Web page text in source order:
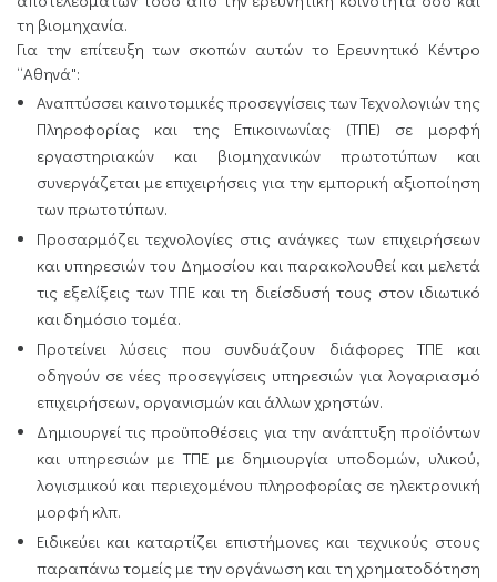
τη βιομηχανία.
Για την επίτευξη των σκοπών αυτών το Ερευνητικό Κέντρο
“Αθηνά":
Αναπτύσσει καινοτομικές προσεγγίσεις των Τεχνολογιών της
Πληροφορίας και της Επικοινωνίας (ΤΠΕ) σε μορφή
εργαστηριακών και βιομηχανικών πρωτοτύπων και
συνεργάζεται με επιχειρήσεις για την εμπορική αξιοποίηση
των πρωτοτύπων.
Προσαρμόζει τεχνολογίες στις ανάγκες των επιχειρήσεων
και υπηρεσιών του Δημοσίου και παρακολουθεί και μελετά
τις εξελίξεις των ΤΠΕ και τη διείσδυσή τους στον ιδιωτικό
και δημόσιο τομέα.
Προτείνει λύσεις που συνδυάζουν διάφορες ΤΠΕ και
οδηγούν σε νέες προσεγγίσεις υπηρεσιών για λογαριασμό
επιχειρήσεων, οργανισμών και άλλων χρηστών.
Δημιουργεί τις προϋποθέσεις για την ανάπτυξη προϊόντων
και υπηρεσιών με ΤΠΕ με δημιουργία υποδομών, υλικού,
λογισμικού και περιεχομένου πληροφορίας σε ηλεκτρονική
μορφή κλπ.
Ειδικεύει και καταρτίζει επιστήμονες και τεχνικούς στους
παραπάνω τομείς με την οργάνωση και τη χρηματοδότηση